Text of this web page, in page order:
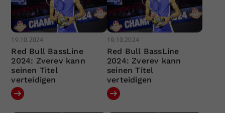
19.10.2024
Red Bull BassLine
2024: Zverev kann
seinen Titel
verteidigen
19.10.2024
Red Bull BassLine
2024: Zverev kann
seinen Titel
verteidigen